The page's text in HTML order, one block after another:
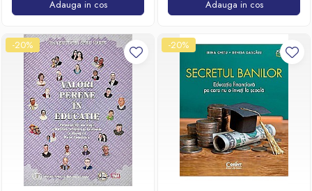
Adauga in cos Adauga in cos
-20% -20%